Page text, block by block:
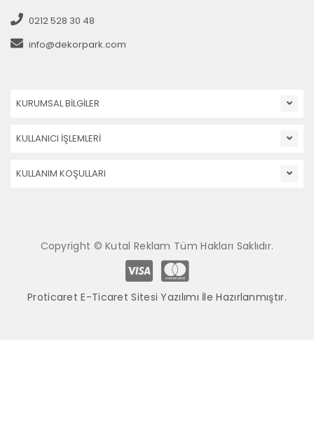
0212 528 30 48
info@dekorpark.com
KURUMSAL BİLGİLER
KULLANICI İŞLEMLERİ
KULLANIM KOŞULLARI
Copyright © Kutal Reklam Tüm Hakları Saklıdır.
Proticaret E-Ticaret Sitesi Yazılımı İle Hazırlanmıştır.